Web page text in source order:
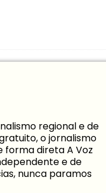
regional e de
o jornalismo
forma direta A Voz
e de
nunca paramos